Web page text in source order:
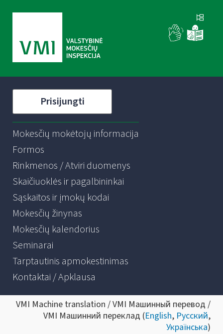
Prisijungti
Mokesčių mokėtojų informacija
Formos
Rinkmenos / Atviri duomenys
Skaičiuoklės ir pagalbininkai
Sąskaitos ir įmokų kodai
Mokesčių žinynas
Mokesčių kalendorius
Seminarai
Tarptautinis apmokestinimas
Kontaktai / Apklausa
VMI Machine translation / VMI Машинный перевод /
VMI Машинний переклад (English, Русский,
Українська)